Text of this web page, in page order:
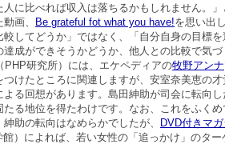
に比べれば収入は落ちるかもしれません。
画、
Be grateful fot what you have!を思い出
較してどうか」ではなく、「自分自身の目標
達成ができそうかどうか、他人との比較で気
（PHP研究所）には、エケペディアの牧野アンナ
つけたところに関連しますが、安室奈美恵の
る回想があります。島田紳助が司会に転向
る地位を得たわけです。なお、これをふく
助の転向はなめらかでしたが、
DVD付きマ
館）によれば、若い女性の「追っかけ」のタ